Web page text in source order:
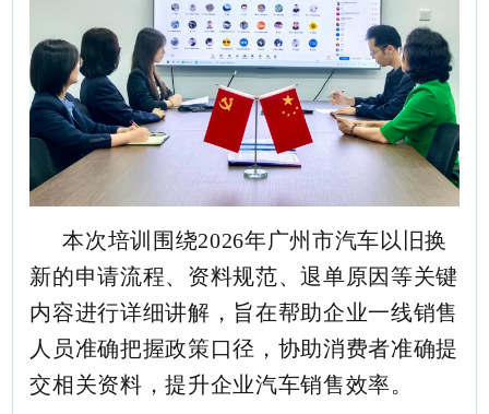
本次培训围绕2026年广州市汽车以旧换
新的申请流程、资料规范、退单原因等关键
内容进行详细讲解，旨在帮助企业一线销售
人员准确把握政策口径，协助消费者准确提
交相关资料，提升企业汽车销售效率。